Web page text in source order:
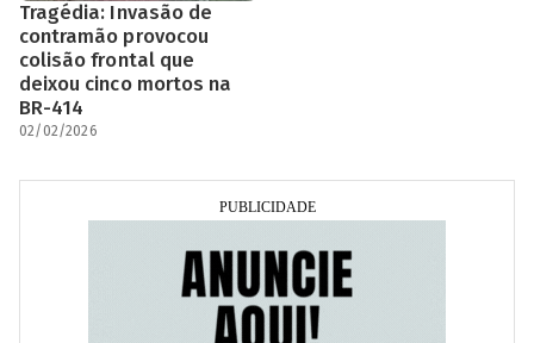
Tragédia: Invasão de
contramão provocou
colisão frontal que
deixou cinco mortos na
BR-414
02/02/2026